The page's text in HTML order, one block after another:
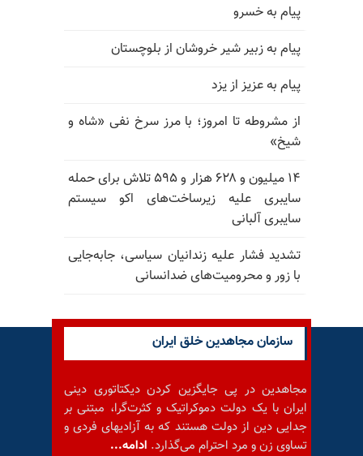
پیام به خسرو
پیام به زبیر شیر خروشان از بلوچستان
پیام به عزیز از یزد
از مشروطه تا امروز؛ با مرز سرخ نفی «شاه و
شیخ»
۱۴ میلیون و ۶۲۸ هزار و ۵۹۵ تلاش برای حمله
سایبری علیه زیرساخت‌های اکو سیستم
سایبری آلبانی
تشدید فشار علیه زندانیان سیاسی، جابه‌جایی
با زور و محرومیت‌های ضدانسانی
سازمان مجاهدین خلق ایران
مجاهدین در پی جایگزین کردن دیکتاتوری دینی
ایران با یک دولت دموکراتیک و کثرت‌گرا، مبتنی بر
جدایی دین از دولت هستند که به آزادیهای فردی و
تساوی زن و مرد احترام می‌گذارد. ادامه...